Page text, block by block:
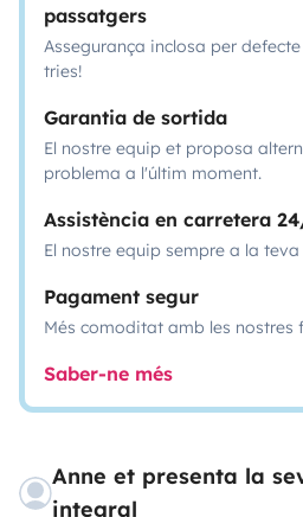
passatgers
Assegurança inclosa per
tries!
Garantia de sortida
El nostre equip et proposa
problema a l'últim moment.
Assistència en carretera
El nostre equip sempre a la
Pagament segur
Més comoditat amb les
Saber-ne més
Anne et presenta la
integral